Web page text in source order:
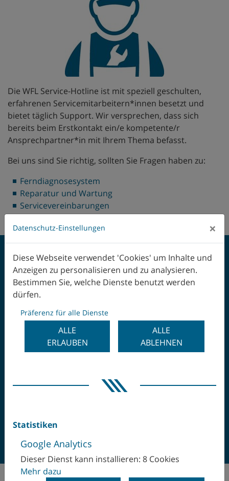
Die WFL Service-Hotline ist mit speziell geschulten,
erfahrenen Servicemitarbeitern*innen besetzt und
bietet täglich Support. Wir versprechen, dass sich
bereits beim Erstkontakt ein/e kompetente/r
Ansprechpartner*in mit Ihrem Thema befasst.
Bei uns sind Sie richtig, sollten Sie Fragen haben zu:
Ferndiagnosesystem
Reparatur und Wartung
Servicevereinbarungen
Service Hotline:
Office After Market Sales:
+43 732 6913 0 I
Datenschutz-Einstellungen ×
Diese Webseite verwendet 'Cookies' um Inhalte und
Anzeigen zu personalisieren und zu analysieren.
Bestimmen Sie, welche Dienste benutzt werden
dürfen.
Präferenz für alle Dienste
ALLE
ERLAUBEN
ALLE
ABLEHNEN
Statistiken
Google Analytics
Dieser Dienst kann installieren: 8 Cookies
Mehr dazu